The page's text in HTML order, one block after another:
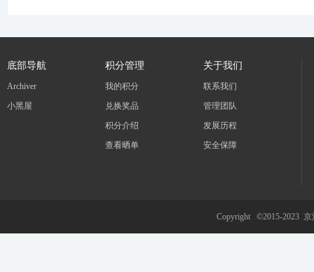
底部导航
Archiver
小黑屋
积分管理
我的积分
兑换奖品
积分介绍
查看晒单
关于我们
联系我们
管理团队
发展历程
安全保障
Copyright ©2015-2023 京